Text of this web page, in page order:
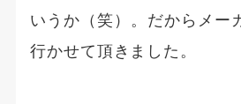
いうか（笑）。だからメー
行かせて頂きました。